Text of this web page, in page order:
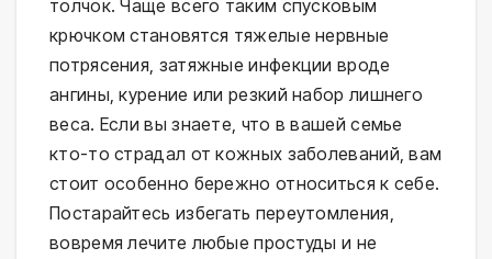
толчок. Чаще всего таким спусковым
крючком становятся тяжелые нервные
потрясения, затяжные инфекции вроде
ангины, курение или резкий набор лишнего
веса. Если вы знаете, что в вашей семье
кто-то страдал от кожных заболеваний, вам
стоит особенно бережно относиться к себе.
Постарайтесь избегать переутомления,
вовремя лечите любые простуды и не